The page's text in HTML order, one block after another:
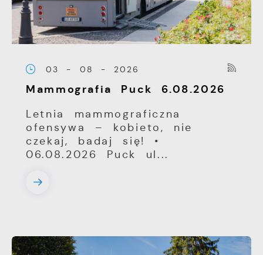
03 - 08 - 2026
Mammografia Puck 6.08.2026
Letnia mammograficzna
ofensywa – kobieto, nie
czekaj, badaj się! •
06.08.2026 Puck ul...